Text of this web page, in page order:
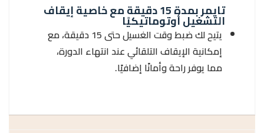
تايمر بمدة 15 دقيقة مع خاصية إيقاف
التشغيل أوتوماتيكيًا
يتيح لك ضبط وقت الغسيل حتى 15 دقيقة، مع
إمكانية الإيقاف التلقائي عند انتهاء الدورة،
مما يوفر راحة وأمانًا إضافيًا.